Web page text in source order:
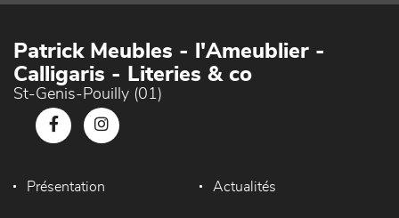
Patrick Meubles - l'Ameublier -
Calligaris - Literies & co
St-Genis-Pouilly (01)
Présentation Actualités